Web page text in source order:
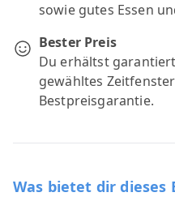
sowie gutes Essen
Bester Preis
Du erhältst
gewähltes
Bestpreisgarantie.
Was bietet dir dieses